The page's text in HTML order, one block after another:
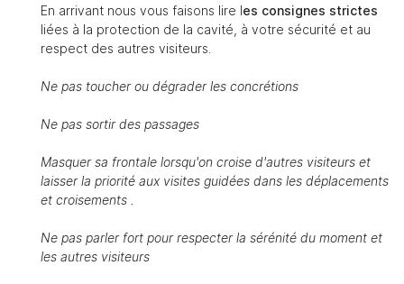
En arrivant nous vous faisons lire les consignes strictes
liées à la protection de la cavité, à votre sécurité et au
respect des autres visiteurs.
Ne pas toucher ou dégrader les concrétions
Ne pas sortir des passages
Masquer sa frontale lorsqu'on croise d'autres visiteurs et
laisser la priorité aux visites guidées dans les déplacements
et croisements .
Ne pas parler fort pour respecter la sérénité du moment et
les autres visiteurs